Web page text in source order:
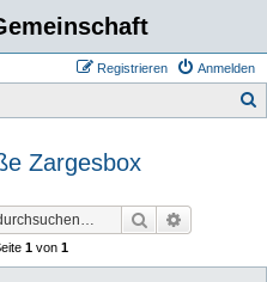
Anmelden
Registrieren
Zargesbox
Suche
1 von 1